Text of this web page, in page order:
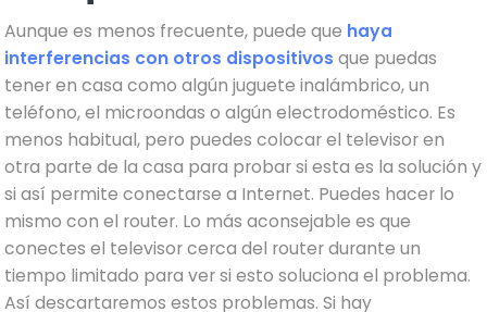
Aunque es menos frecuente, puede que haya
interferencias con otros dispositivos que puedas
tener en casa como algún juguete inalámbrico, un
teléfono, el microondas o algún electrodoméstico. Es
menos habitual, pero puedes colocar el televisor en
otra parte de la casa para probar si esta es la solución y
si así permite conectarse a Internet. Puedes hacer lo
mismo con el router. Lo más aconsejable es que
conectes el televisor cerca del router durante un
tiempo limitado para ver si esto soluciona el problema.
Así descartaremos estos problemas. Si hay